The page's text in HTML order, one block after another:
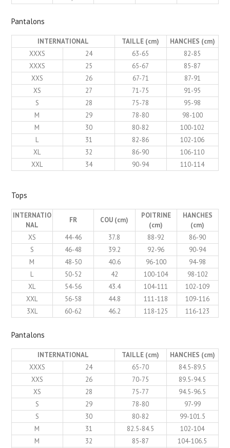
Pantalons
INTERNATIONAL TAILLE (cm)
HANCHES (cm)
XXXS
24 63-65
82-85
XXXS
25 65-67
85-87
XXS
26 67-71
87-91
XS
27 71-75
91-95
S
28 75-78
95-98
M
29 78-80
98-100
M
30 80-82
100-102
L
31 82-86
102-106
XL
32 86-90
106-110
XXL
34 90-94 110-114
Tops
INTERNATIO
NAL
FR COU (cm)
POITRINE
(cm)
HANCHES
(cm)
XS
44-46 37.8 88-92
86-90
S
46-48 39.2 92-96
90-94
M
48-50 40.6 96-100
94-98
L
50-52 42 100-104
98-102
XL
54-56 43.4 104-111
102-109
XXL
56-58 44.8 111-118
109-116
3XL
60-62 46.2 118-125 116-123
Pantalons
INTERNATIONAL TAILLE (cm)
HANCHES (cm)
XXXS
24 65-70
84.5-89.5
XXS
26 70-75
89.5-94.5
XS
28 75-77
94.5-96.5
S
29 78-80
97-99
S
30 80-82
99-101.5
M
31 82.5-84.5
102-104
M
32 85-87
104-106.5